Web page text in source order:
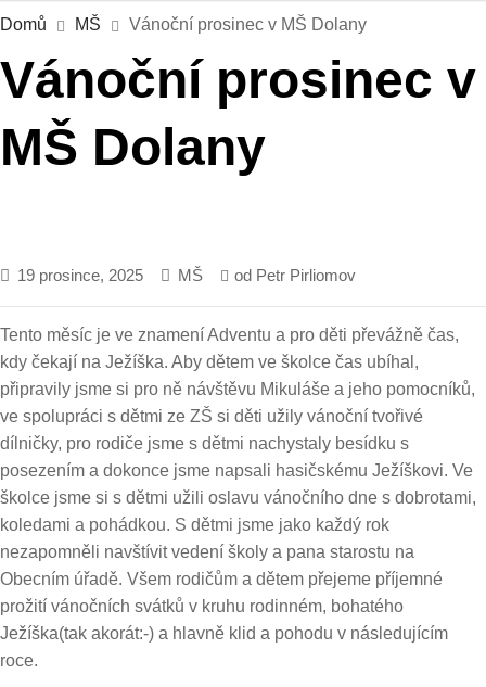
Domů MŠ Vánoční prosinec v MŠ Dolany
Vánoční prosinec v
MŠ Dolany
19 prosince, 2025 MŠ od Petr Pirliomov
Tento měsíc je ve znamení Adventu a pro děti převážně čas,
kdy čekají na Ježíška. Aby dětem ve školce čas ubíhal,
připravily jsme si pro ně návštěvu Mikuláše a jeho pomocníků,
ve spolupráci s dětmi ze ZŠ si děti užily vánoční tvořivé
dílničky, pro rodiče jsme s dětmi nachystaly besídku s
posezením a dokonce jsme napsali hasičskému Ježíškovi. Ve
školce jsme si s dětmi užili oslavu vánočního dne s dobrotami,
koledami a pohádkou. S dětmi jsme jako každý rok
nezapomněli navštívit vedení školy a pana starostu na
Obecním úřadě. Všem rodičům a dětem přejeme příjemné
prožití vánočních svátků v kruhu rodinném, bohatého
Ježíška(tak akorát:-) a hlavně klid a pohodu v následujícím
roce.